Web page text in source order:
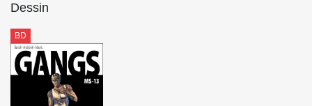
Dessin
BD